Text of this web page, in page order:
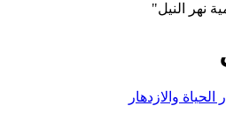
نهر النيل"